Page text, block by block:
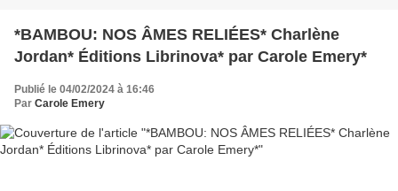
*BAMBOU: NOS ÂMES RELIÉES* Charlène
Jordan* Éditions Librinova* par Carole Emery*
Publié le 04/02/2024 à 16:46
Par Carole Emery